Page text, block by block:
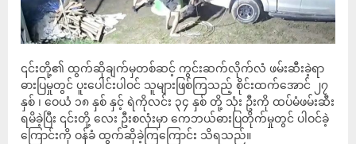
၎င်းတို့၏ ထွက်ဆိုချက်မှတစ်ဆင့် ကွင်းဆက်လိုက်လံ ဖမ်းဆီးခဲ့ရာ
ဓားပြမှုတွင် ပူးပေါင်းပါဝင် သူများဖြစ်ကြသည့် စိုင်းထက်အောင် ၂၇
နှစ် ၊ ဝေယံ ၁၈ နှစ် နှင့် ရဲကိုလင်း ၃၄ နှစ် တို့ သုံး ဦးကို ထပ်မံဖမ်းဆီး
ရမိခဲ့ပြီး ၎င်းတို့ လေး ဦးစလုံးမှာ ကေဘယ်ဓားပြတိုက်မှုတွင် ပါဝင်ခဲ့
ကြောင်းကို ဝန်ခံ ထွက်ဆိုခဲ့ကြကြောင်း သိရသည်။